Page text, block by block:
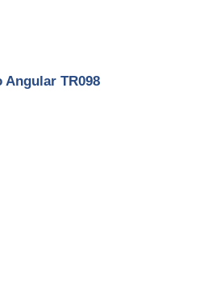
Angular TR098